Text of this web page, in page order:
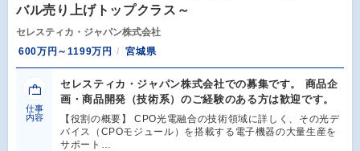
バル売り上げトップクラス～
セレスティカ・ジャパン株式会社
600万円～1199万円
宮城県
仕事
内容
セレスティカ・ジャパン株式会社での募集です。 商品企
画・商品開発（技術系）のご経験のある方は歓迎です。
【役割の概要】 CPO光電融合の技術領域に詳しく、その光デ
バイス（CPOモジュール）を搭載する電子機器の大量生産を
サポート…